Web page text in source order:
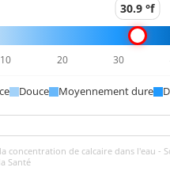
Aucun
changement
anormal
15 mg/L
30.9 °f
10 20 30
Douce Moyennement dure
concentration de calcaire dans l'eau -
Santé